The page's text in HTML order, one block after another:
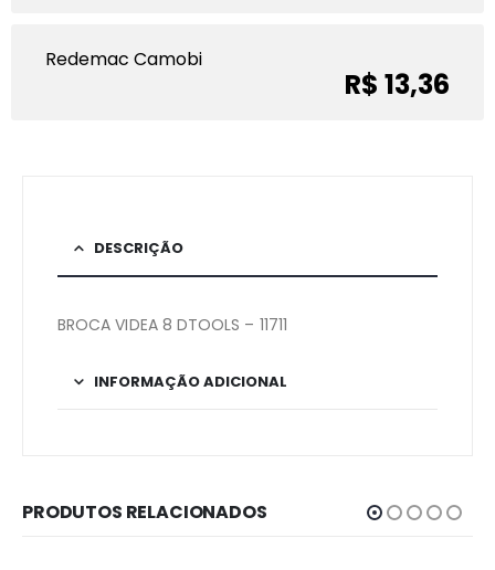
Redemac Camobi
R$ 13,36
DESCRIÇÃO
BROCA VIDEA 8 DTOOLS – 11711
INFORMAÇÃO ADICIONAL
PRODUTOS RELACIONADOS